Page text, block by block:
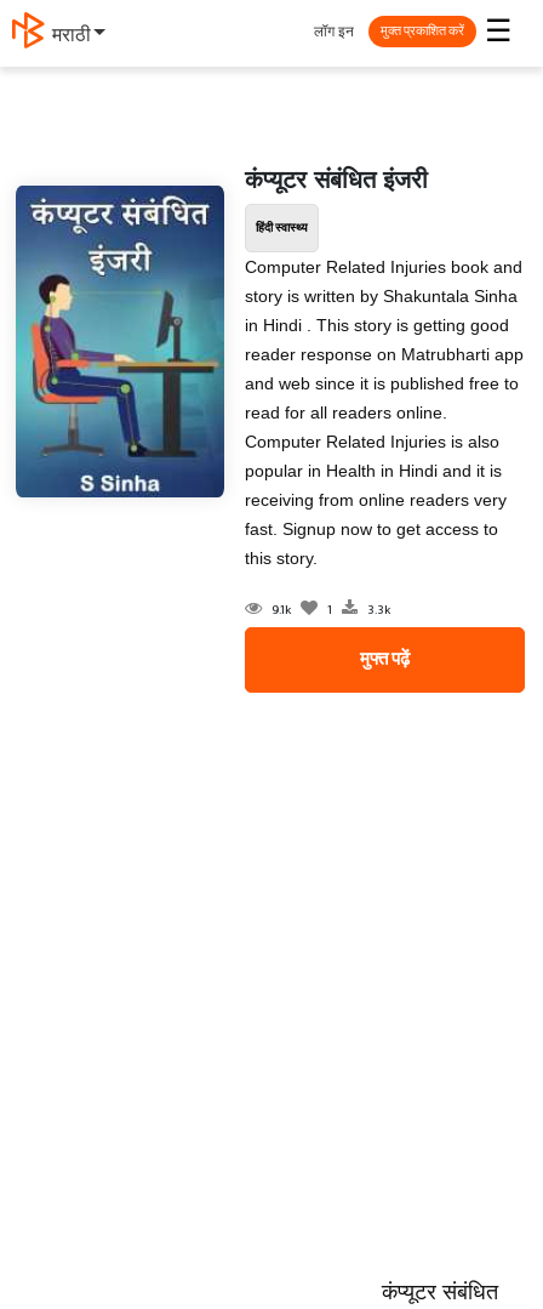
मराठी ☰
लॉग इन मुक्त प्रकाशित करें
कंप्यूटर संबंधित इंजरी
हिंदी स्वास्थ्य
Computer Related Injuries book and
story is written by Shakuntala Sinha
in Hindi . This story is getting good
reader response on Matrubharti app
and web since it is published free to
read for all readers online.
Computer Related Injuries is also
popular in Health in Hindi and it is
receiving from online readers very
fast. Signup now to get access to
this story.
9.1k 1 3.3k
मुफ्त पढ़ें
कंप्यूटर संबंधित